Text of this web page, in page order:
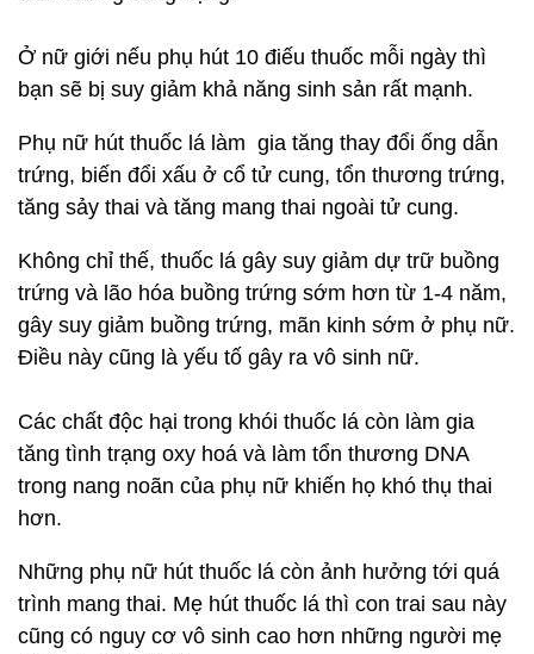
Ở nữ giới nếu phụ hút 10 điếu thuốc mỗi ngày thì
bạn sẽ bị suy giảm khả năng sinh sản rất mạnh.
Phụ nữ hút thuốc lá làm gia tăng thay đổi ống dẫn
trứng, biến đổi xấu ở cổ tử cung, tổn thương trứng,
tăng sảy thai và tăng mang thai ngoài tử cung.
Không chỉ thế, thuốc lá gây suy giảm dự trữ buồng
trứng và lão hóa buồng trứng sớm hơn từ 1-4 năm,
gây suy giảm buồng trứng, mãn kinh sớm ở phụ nữ.
Điều này cũng là yếu tố gây ra vô sinh nữ.
Các chất độc hại trong khói thuốc lá còn làm gia
tăng tình trạng oxy hoá và làm tổn thương DNA
trong nang noãn của phụ nữ khiến họ khó thụ thai
hơn.
Những phụ nữ hút thuốc lá còn ảnh hưởng tới quá
trình mang thai. Mẹ hút thuốc lá thì con trai sau này
cũng có nguy cơ vô sinh cao hơn những người mẹ